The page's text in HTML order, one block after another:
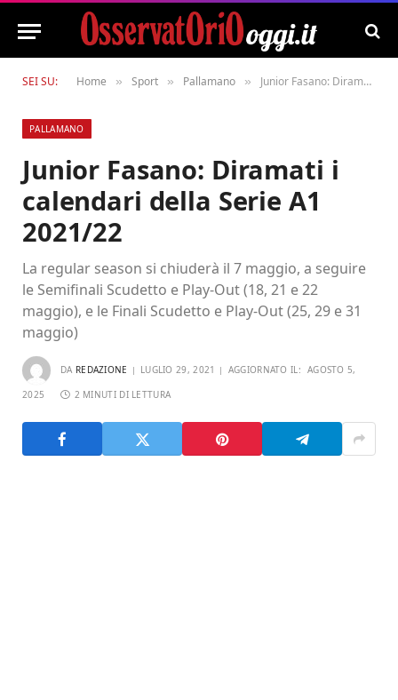
SEI SU: Home » Sport » Pallamano » Junior Fasano: Diramati i calendari della Serie A1 2021/22
PALLAMANO
Junior Fasano: Diramati i
calendari della Serie A1
2021/22
La regular season si chiuderà il 7 maggio, a seguire
le Semifinali Scudetto e Play-Out (18, 21 e 22
maggio), e le Finali Scudetto e Play-Out (25, 29 e 31
maggio)
DA REDAZIONE LUGLIO 29, 2021 AGGIORNATO IL: AGOSTO 5,
2025 2 MINUTI DI LETTURA